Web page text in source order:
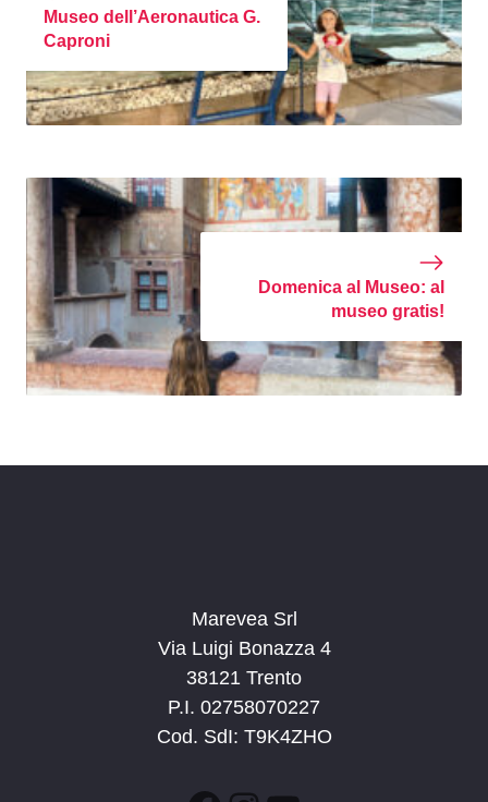
Museo dell’Aeronautica G.
Caproni
Domenica al Museo: al
museo gratis!
Marevea Srl
Via Luigi Bonazza 4
38121 Trento
P.I. 02758070227
Cod. SdI: T9K4ZHO